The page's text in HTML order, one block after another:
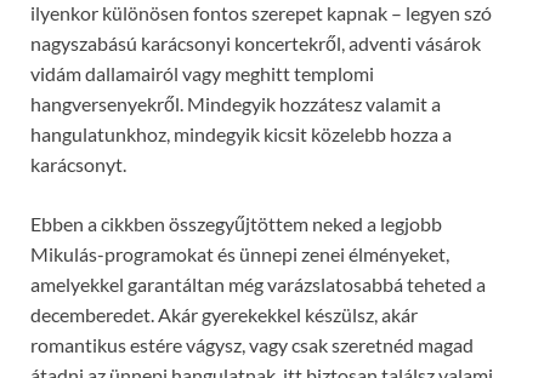
ilyenkor különösen fontos szerepet kapnak – legyen szó
nagyszabású karácsonyi koncertekről, adventi vásárok
vidám dallamairól vagy meghitt templomi
hangversenyekről. Mindegyik hozzátesz valamit a
hangulatunkhoz, mindegyik kicsit közelebb hozza a
karácsonyt.
Ebben a cikkben összegyűjtöttem neked a legjobb
Mikulás-programokat és ünnepi zenei élményeket,
amelyekkel garantáltan még varázslatosabbá teheted a
decemberedet. Akár gyerekekkel készülsz, akár
romantikus estére vágysz, vagy csak szeretnéd magad